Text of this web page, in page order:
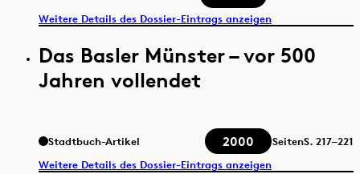
Weitere Details des Dossier-Eintrags anzeigen
Das Basler Münster – vor 500
Jahren vollendet
Stadtbuch-Artikel 2000 SeitenS. 217–221
Weitere Details des Dossier-Eintrags anzeigen